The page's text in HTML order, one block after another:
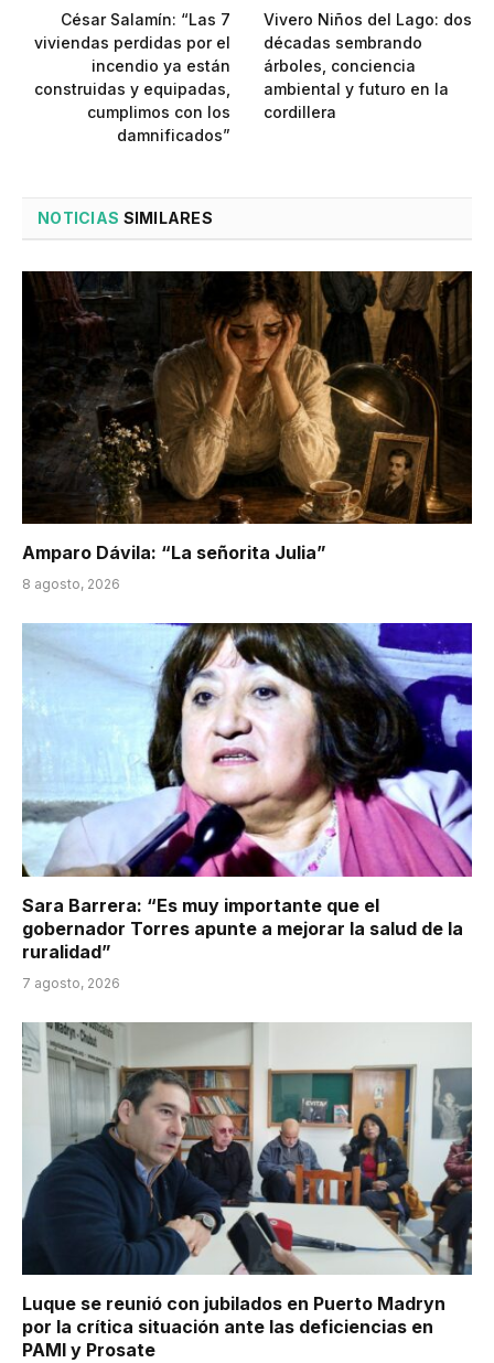
César Salamín: “Las 7
viviendas perdidas por el
incendio ya están
construidas y equipadas,
cumplimos con los
damnificados”
Vivero Niños del Lago: dos
décadas sembrando
árboles, conciencia
ambiental y futuro en la
cordillera
NOTICIAS SIMILARES
Amparo Dávila: “La señorita Julia”
8 agosto, 2026
Sara Barrera: “Es muy importante que el
gobernador Torres apunte a mejorar la salud de la
ruralidad”
7 agosto, 2026
Luque se reunió con jubilados en Puerto Madryn
por la crítica situación ante las deficiencias en
PAMI y Prosate